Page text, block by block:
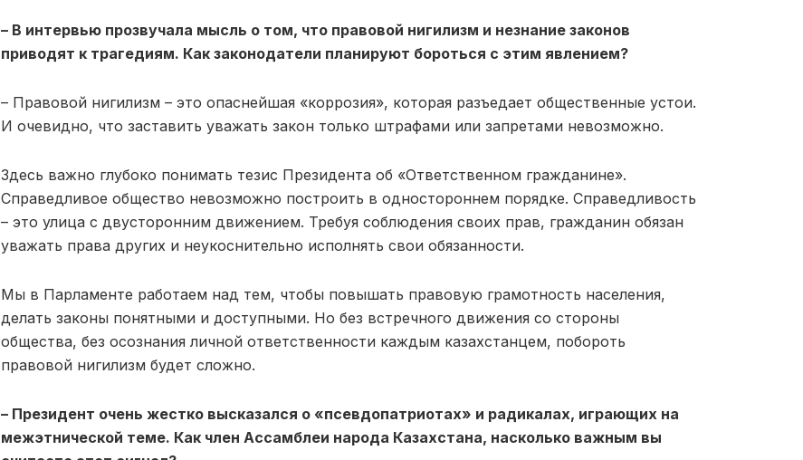
– В интервью прозвучала мысль о том, что правовой нигилизм и незнание законов
приводят к трагедиям. Как законодатели планируют бороться с этим явлением?
– Правовой нигилизм – это опаснейшая «коррозия», которая разъедает общественные устои.
И очевидно, что заставить уважать закон только штрафами или запретами невозможно.
Здесь важно глубоко понимать тезис Президента об «Ответственном гражданине».
Справедливое общество невозможно построить в одностороннем порядке. Справедливость
– это улица с двусторонним движением. Требуя соблюдения своих прав, гражданин обязан
уважать права других и неукоснительно исполнять свои обязанности.
Мы в Парламенте работаем над тем, чтобы повышать правовую грамотность населения,
делать законы понятными и доступными. Но без встречного движения со стороны
общества, без осознания личной ответственности каждым казахстанцем, побороть
правовой нигилизм будет сложно.
– Президент очень жестко высказался о «псевдопатриотах» и радикалах, играющих на
межэтнической теме. Как член Ассамблеи народа Казахстана, насколько важным вы